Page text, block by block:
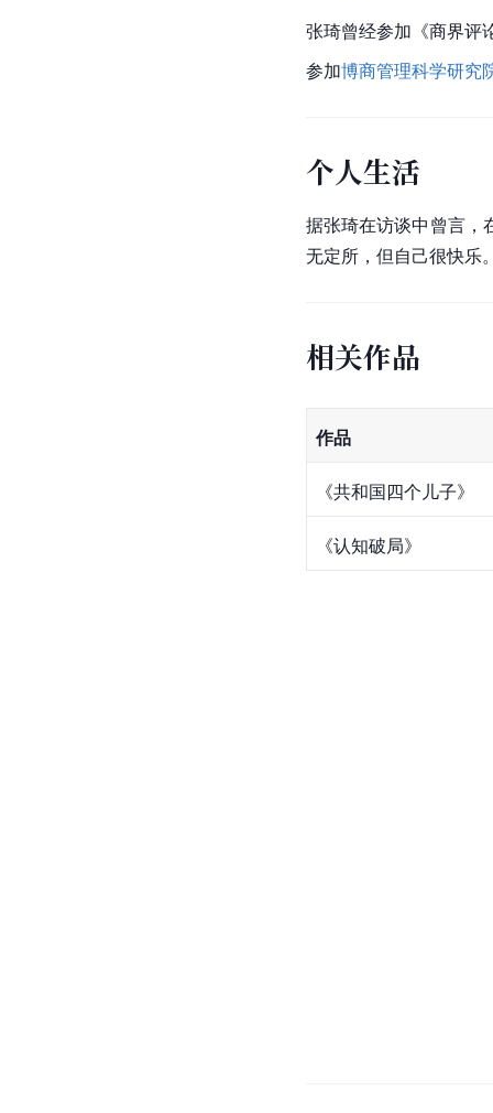
张琦曾经参加《商界评
参加博商管理科学研究
个人生活
据张琦在访谈中曾言，
无定所，但自己很快乐
相关作品
作品
《共和国四个儿子》
《认知破局》